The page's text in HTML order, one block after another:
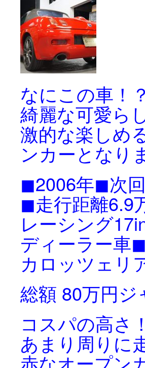
なにこの車！
綺麗な可愛ら
激的な楽しめ
ンカーとなり
◼︎2006年◼︎次
◼︎走行距離6.9
レーシング
ディーラー車
カロッツェリ
総額 80万円ジ
コスパの高さ！
あまり周りに
赤なオープン